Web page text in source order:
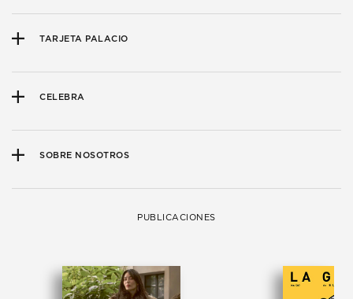
TARJETA PALACIO
CELEBRA
SOBRE NOSOTROS
PUBLICACIONES